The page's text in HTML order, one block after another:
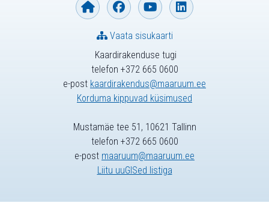
Kaardirakenduse tugi
telefon +372 665 0600
e-post kaardirakendus@maaruum.ee
Korduma kippuvad küsimused
Vaata sisukaarti
Mustamäe tee 51, 10621 Tallinn
telefon +372 665 0600
e-post maaruum@maaruum.ee
Liitu uuGISed listiga